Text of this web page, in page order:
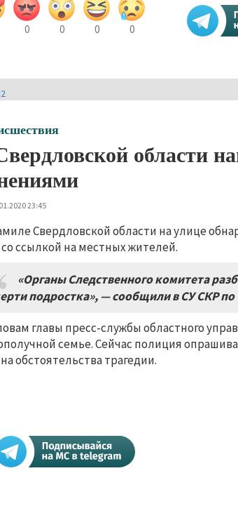
0 0 0 0
области
23:45
Свердловской области на улице
со ссылкой на местных жителей.
«Органы Следственного комитета
подростка», — сообщили в СУ СКР
главы пресс-службы областного
семье. Сейчас полиция
обстоятельства трагедии.